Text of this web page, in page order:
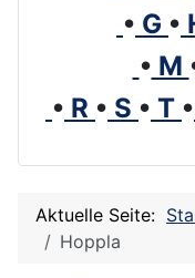
• G •
• M
• R • S • T •
Aktuelle Seite:
Hoppla